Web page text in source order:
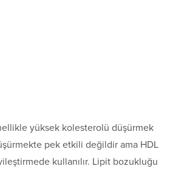
yüksek kolesterolü düşürmek
pek etkili değildir ama HDL
kullanılır. Lipit bozukluğu